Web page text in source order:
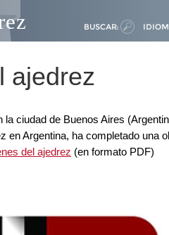
BUSCAR:
ajedrez
la ciudad de Buenos Aires
en Argentina, ha completado una
del ajedrez (en formato PDF)